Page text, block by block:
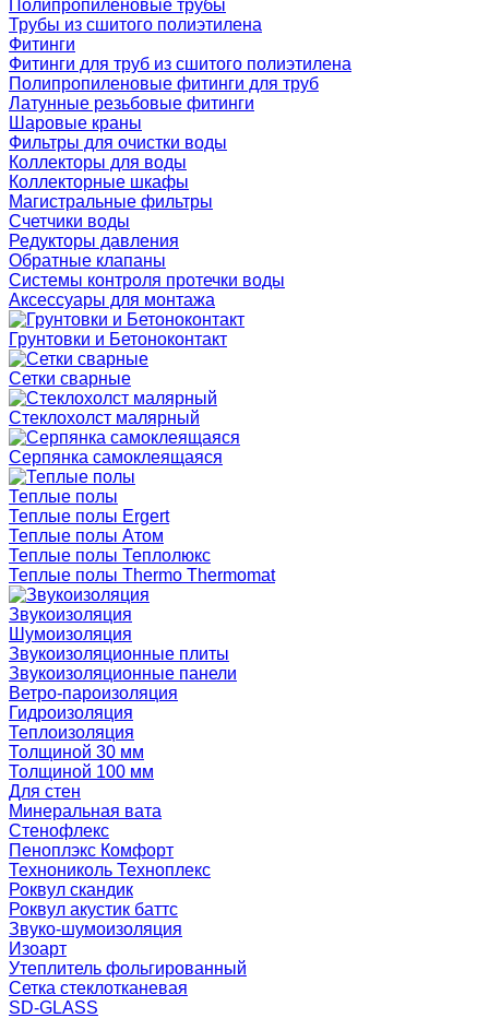
Полипропиленовые трубы
Трубы из сшитого полиэтилена
Фитинги
Фитинги для труб из сшитого полиэтилена
Полипропиленовые фитинги для труб
Латунные резьбовые фитинги
Шаровые краны
Фильтры для очистки воды
Коллекторы для воды
Коллекторные шкафы
Магистральные фильтры
Счетчики воды
Редукторы давления
Обратные клапаны
Системы контроля протечки воды
Аксессуары для монтажа
Грунтовки и Бетоноконтакт
Сетки сварные
Cтеклохолст малярный
Серпянка самоклеящаяся
Теплые полы
Теплые полы Ergert
Теплые полы Атом
Теплые полы Теплолюкс
Теплые полы Thermo Thermomat
Звукоизоляция
Шумоизоляция
Звукоизоляционные плиты
Звукоизоляционные панели
Ветро-пароизоляция
Гидроизоляция
Теплоизоляция
Толщиной 30 мм
Толщиной 100 мм
Для стен
Минеральная вата
Стенофлекс
Пеноплэкс Комфорт
Технониколь Техноплекс
Роквул скандик
Роквул акустик баттс
Звуко-шумоизоляция
Изоарт
Утеплитель фольгированный
Сетка стеклотканевая
SD-GLASS